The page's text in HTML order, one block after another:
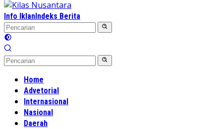
Info IklanIndeks Berita
Home
Advetorial
Internasional
Nasional
Daerah